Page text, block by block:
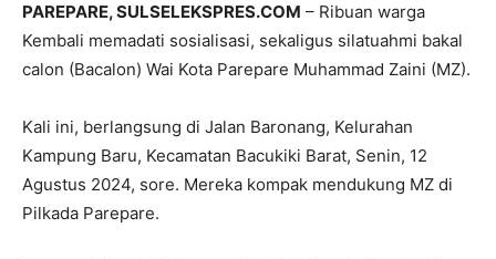
PAREPARE, SULSELEKSPRES.COM – Ribuan warga
Kembali memadati sosialisasi, sekaligus silatuahmi bakal
calon (Bacalon) Wai Kota Parepare Muhammad Zaini (MZ).
Kali ini, berlangsung di Jalan Baronang, Kelurahan
Kampung Baru, Kecamatan Bacukiki Barat, Senin, 12
Agustus 2024, sore. Mereka kompak mendukung MZ di
Pilkada Parepare.